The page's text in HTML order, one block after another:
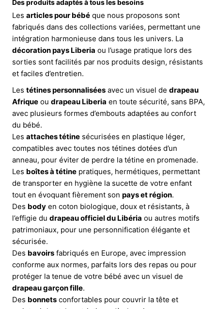
Des produits adaptés à tous les besoins
Les articles pour bébé que nous proposons sont
fabriqués dans des collections variées, permettant une
intégration harmonieuse dans tous les univers. La
décoration pays Liberia ou l’usage pratique lors des
sorties sont facilités par nos produits design, résistants
et faciles d’entretien.
Les tétines personnalisées avec un visuel de drapeau
Afrique ou drapeau Liberia en toute sécurité, sans BPA,
avec plusieurs formes d’embouts adaptées au confort
du bébé.
Les attaches tétine sécurisées en plastique léger,
compatibles avec toutes nos tétines dotées d’un
anneau, pour éviter de perdre la tétine en promenade.
Les boîtes à tétine pratiques, hermétiques, permettant
de transporter en hygiène la sucette de votre enfant
tout en évoquant fièrement son pays et région.
Des body en coton biologique, doux et résistants, à
l’effigie du drapeau officiel du Libéria ou autres motifs
patrimoniaux, pour une personnification élégante et
sécurisée.
Des bavoirs fabriqués en Europe, avec impression
conforme aux normes, parfaits lors des repas ou pour
protéger la tenue de votre bébé avec un visuel de
drapeau garçon fille.
Des bonnets confortables pour couvrir la tête et